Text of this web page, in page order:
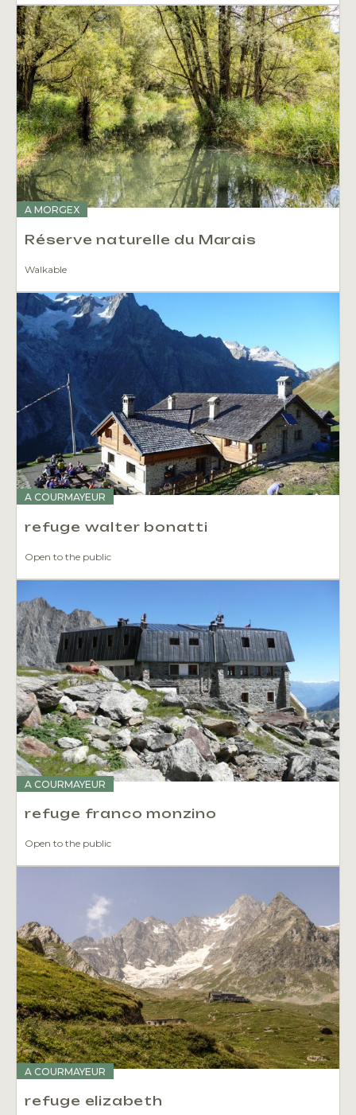
A MORGEX
Réserve naturelle du Marais
Walkable
A COURMAYEUR
refuge walter bonatti
Open to the public
A COURMAYEUR
refuge franco monzino
Open to the public
A COURMAYEUR
refuge elizabeth